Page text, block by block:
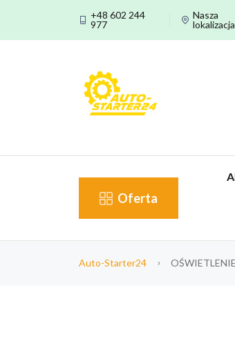
+48 602 244
977
Nasza
lokalizacja
Oferta
Auto-Starter24